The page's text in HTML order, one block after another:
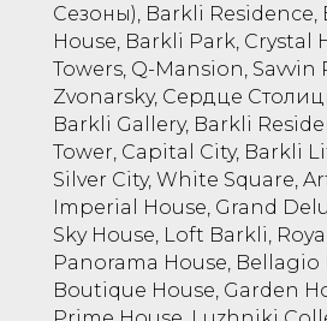
Сезоны), Barkli
House, Barkli Park, Crystal
Towers, Q-Mansion, Savvin
Zvonarsky, Сердце
Barkli Gallery, Barkli
Tower, Capital City, Barkli
Silver City, White Square,
Imperial House, Grand
Sky House, Loft Barkli,
Panorama House, Bellagio
Boutique House, Garden